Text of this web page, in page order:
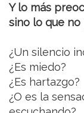
Y lo más
sino lo que no
¿Un silencio
¿Es miedo?
¿Es hartazgo?
¿O es la